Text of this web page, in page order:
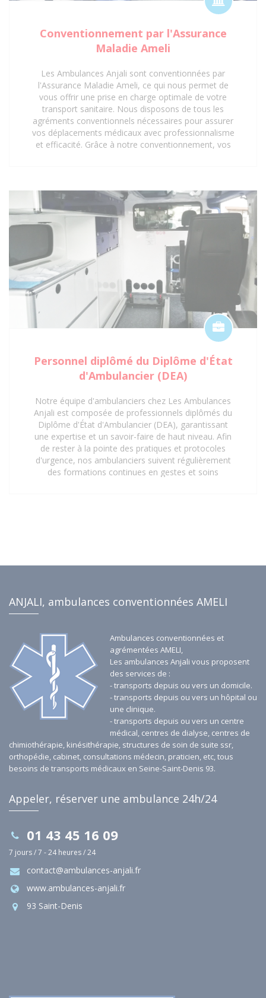
Conventionnement par l'Assurance
Maladie Ameli
Les Ambulances Anjali sont conventionnées par
l'Assurance Maladie Ameli, ce qui nous permet de
vous offrir une prise en charge optimale de votre
transport sanitaire. Nous disposons de tous les
agréments conventionnels nécessaires pour assurer
vos déplacements médicaux avec professionnalisme
et efficacité. Grâce à notre conventionnement, vos
supplémentaire. Faites confiance aux Ambulances
Anjali pour un service de transport sanitaire
conventionné et de qualité à Saint-Denis 93 et ses
environs.
Personnel diplômé du Diplôme d'État
d'Ambulancier (DEA)
Notre équipe d'ambulanciers chez Les Ambulances
Anjali est composée de professionnels diplômés du
Diplôme d'État d'Ambulancier (DEA), garantissant
une expertise et un savoir-faire de haut niveau. Afin
de rester à la pointe des pratiques et protocoles
d'urgence, nos ambulanciers suivent régulièrement
des formations continues en gestes et soins
ANJALI, ambulances conventionnées AMELI
Ambulances conventionnées et
agrémentées AMELI,
Les ambulances Anjali vous proposent
des services de :
- transports depuis ou vers un domicile.
- transports depuis ou vers un hôpital ou
une clinique.
- transports depuis ou vers un centre
médical, centres de dialyse, centres de
chimiothérapie, kinésithérapie, structures de soin de suite ssr,
orthopédie, cabinet, consultations médecin, praticien, etc, tous
besoins de transports médicaux en Seine-Saint-Denis 93.
Appeler, réserver une ambulance 24h/24
01 43 45 16 09
7 jours / 7 - 24 heures / 24
contact@ambulances-anjali.fr
www.ambulances-anjali.fr
93 Saint-Denis